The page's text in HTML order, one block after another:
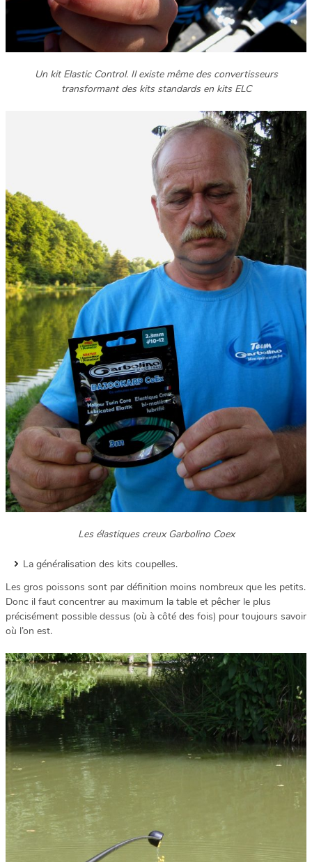
Un kit Elastic Control. Il existe même des convertisseurs
transformant des kits standards en kits ELC
Les élastiques creux Garbolino Coex
La généralisation des kits coupelles.
Les gros poissons sont par définition moins nombreux que les petits.
Donc il faut concentrer au maximum la table et pêcher le plus
précisément possible dessus (où à côté des fois) pour toujours savoir
où l’on est.